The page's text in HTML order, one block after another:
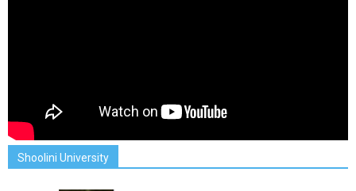
Shoolini University